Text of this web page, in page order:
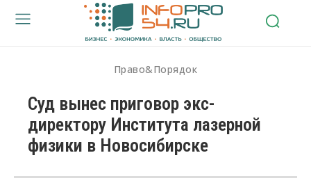
Право&Порядок
Суд вынес приговор экс-
директору Института лазерной
физики в Новосибирске